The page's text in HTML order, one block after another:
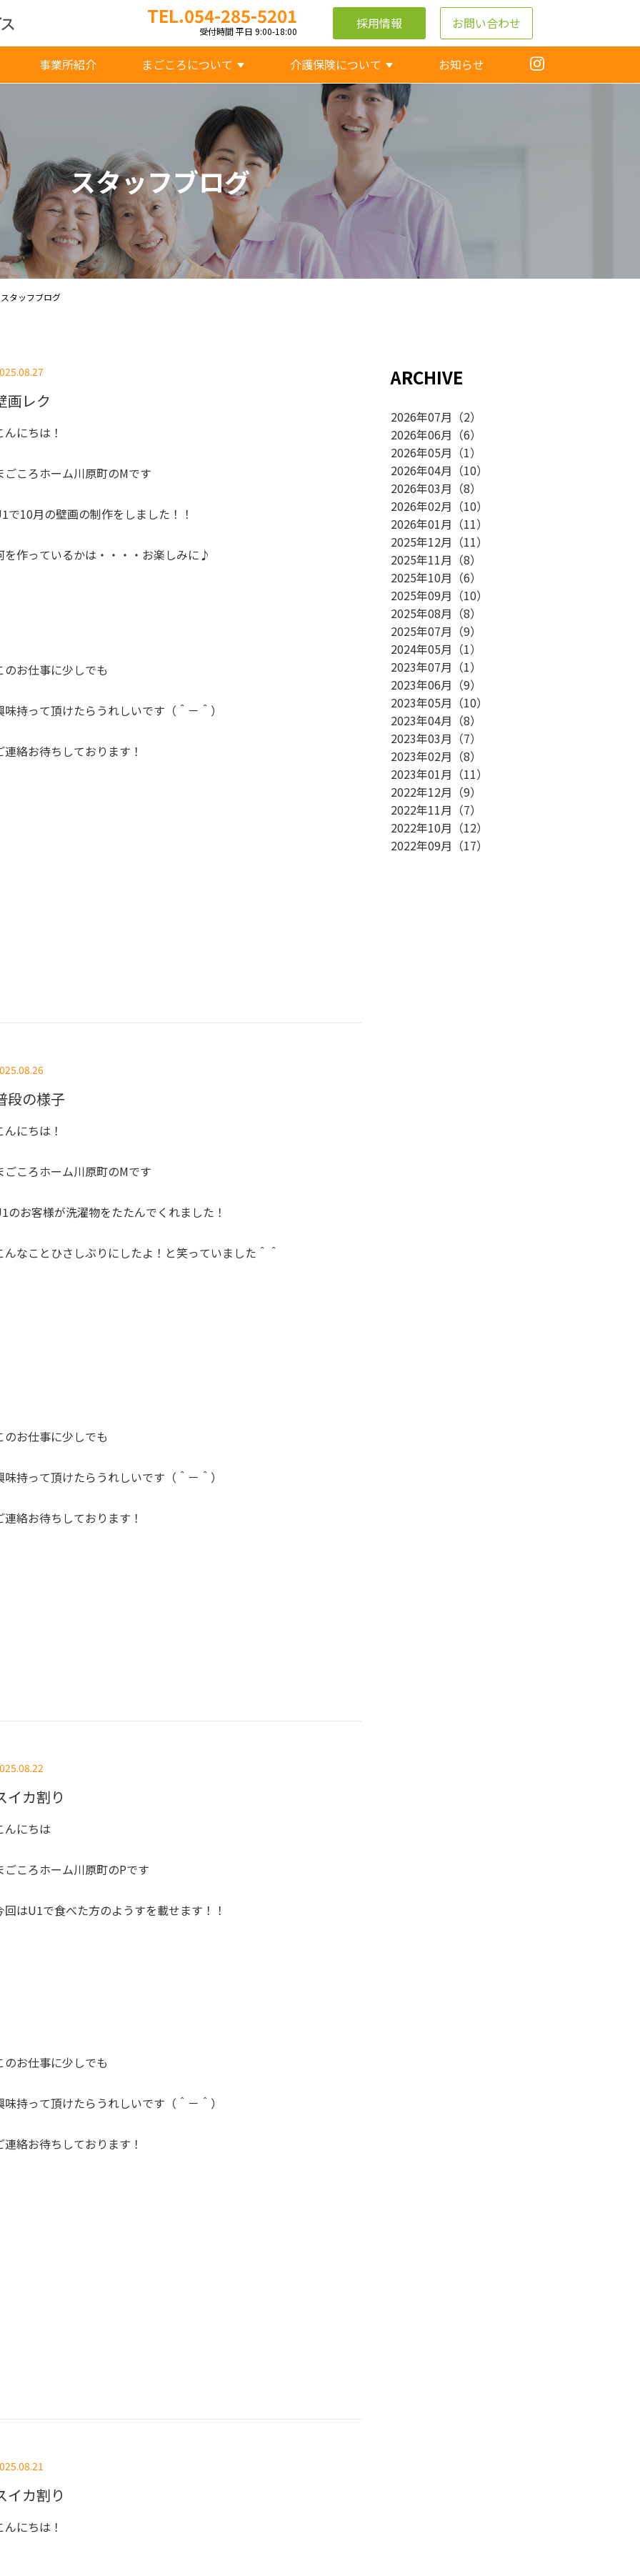
TEL.054-285-5201
受付時間 平日 9:00-18:00 採用情報 お問い合わせ
事業所紹介 まごころについて 介護保険について お知らせ
スタッフブログ
タッフブログ
画レク
んにちは！
ごころホーム川原町のMです
で10月の壁画の制作をしました！！
を作っているかは・・・・お楽しみに♪
のお仕事に少しでも
味持って頂けたらうれしいです（＾－＾）
連絡お待ちしております！
段の様子
んにちは！
ごころホーム川原町のMです
のお客様が洗濯物をたたんでくれました！
んなことひさしぶりにしたよ！と笑っていました＾＾
のお仕事に少しでも
味持って頂けたらうれしいです（＾－＾）
連絡お待ちしております！
イカ割り
んにちは
ごころホーム川原町のPです
回はU1で食べた方のようすを載せます！！
のお仕事に少しでも
味持って頂けたらうれしいです（＾－＾）
連絡お待ちしております！
イカ割り
んにちは！
ARCHIVE
2026年07月 （2）
2026年06月 （6）
2026年05月 （1）
2026年04月 （10）
2026年03月 （8）
2026年02月 （10）
2026年01月 （11）
2025年12月 （11）
2025年11月 （8）
2025年10月 （6）
2025年09月 （10）
2025年08月 （8）
2025年07月 （9）
2024年05月 （1）
2023年07月 （1）
2023年06月 （9）
2023年05月 （10）
2023年04月 （8）
2023年03月 （7）
2023年02月 （8）
2023年01月 （11）
2022年12月 （9）
2022年11月 （7）
2022年10月 （12）
2022年09月 （17）